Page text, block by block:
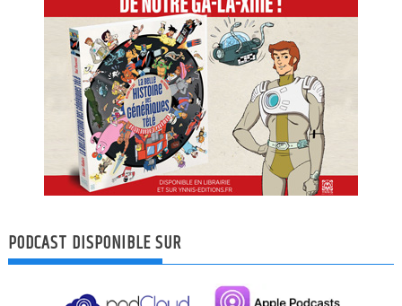
PODCAST DISPONIBLE SUR